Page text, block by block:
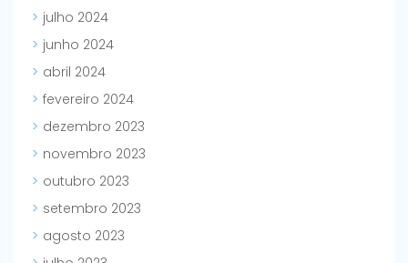
julho 2024
junho 2024
abril 2024
fevereiro 2024
dezembro 2023
novembro 2023
outubro 2023
setembro 2023
agosto 2023